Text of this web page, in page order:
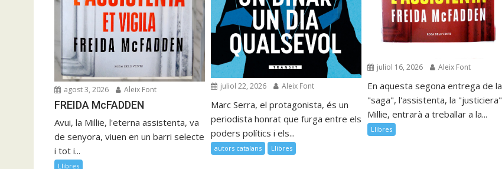
agost 3, 2026 Aleix Font
FREIDA McFADDEN
Avui, la Millie, l'eterna assistenta, va
de senyora, viuen en un barri selecte
i tot i...
Llibres
juliol 22, 2026 Aleix Font
Marc Serra, el protagonista, és un
periodista honrat que furga entre els
poders polítics i els...
autors catalans Llibres
juliol 16, 2026 Aleix Font
En aquesta segona entrega de la
"saga", l'assistenta, la "justiciera"
Millie, entrarà a treballar a la...
Llibres